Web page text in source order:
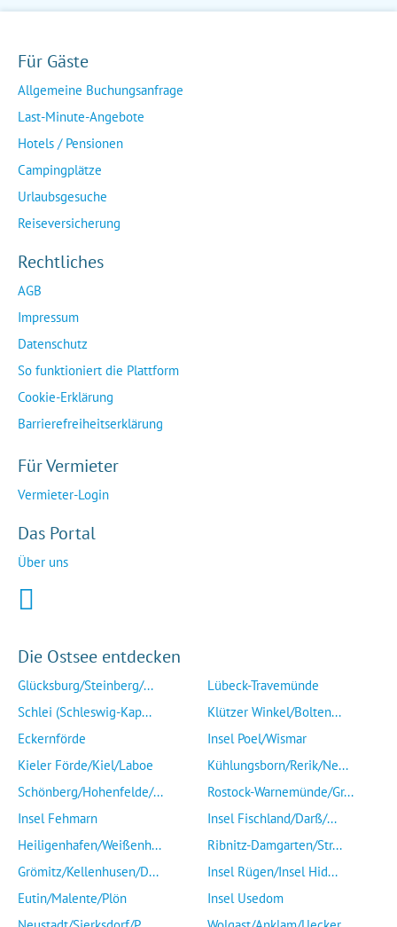
Für Gäste
Allgemeine Buchungsanfrage
Last-Minute-Angebote
Hotels / Pensionen
Campingplätze
Urlaubsgesuche
Reiseversicherung
Rechtliches
AGB
Impressum
Datenschutz
So funktioniert die Plattform
Cookie-Erklärung
Barrierefreiheitserklärung
Für Vermieter
Vermieter-Login
Das Portal
Über uns
Die Ostsee entdecken
Glücksburg/Steinberg/...
Schlei (Schleswig-Kap...
Eckernförde
Kieler Förde/Kiel/Laboe
Schönberg/Hohenfelde/...
Insel Fehmarn
Heiligenhafen/Weißenh...
Grömitz/Kellenhusen/D...
Eutin/Malente/Plön
Lübeck-Travemünde
Klützer Winkel/Bolten...
Insel Poel/Wismar
Kühlungsborn/Rerik/Ne...
Rostock-Warnemünde/Gr...
Insel Fischland/Darß/...
Ribnitz-Damgarten/Str...
Insel Rügen/Insel Hid...
Insel Usedom